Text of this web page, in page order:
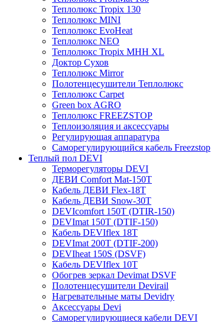
Теплолюкс Tropix 130
Теплолюкс MINI
Теплолюкс EvoHeat
Теплолюкс NEO
Теплолюкс Tropix МНН XL
Доктор Сухов
Теплолюкс Mirror
Полотенцесушители Теплолюкс
Теплолюкс Carpet
Green box AGRO
Теплолюкс FREEZSTOP
Теплоизоляция и аксессуары
Регулирующая аппаратура
Cаморегулирующийся кабель Freezstop
Теплый пол DEVI
Терморегуляторы DEVI
ДЕВИ Comfort Mat-150T
Кабель ДЕВИ Flex-18T
Кабель ДЕВИ Snow-30T
DEVIcomfort 150T (DTIR-150)
DEVImat 150T (DTIF-150)
Кабель DEVIflex 18T
DEVImat 200T (DTIF-200)
DEVIheat 150S (DSVF)
Кабель DEVIflex 10T
Обогрев зеркал Devimat DSVF
Полотенцесушители Devirail
Нагревательные маты Devidry
Аксессуары Devi
Саморегулирующиеся кабели DEVI